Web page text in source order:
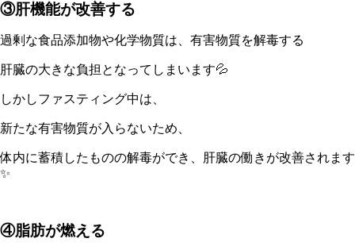
③肝機能が改善する
過剰な食品添加物や化学物質は、有害物質を解毒する
肝臓の大きな負担となってしまいます💦
しかしファスティング中は、
新たな有害物質が入らないため、
体内に蓄積したものの解毒ができ、肝臓の働きが改善されます
✨
④脂肪が燃える